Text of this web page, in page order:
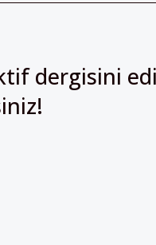
dergisini